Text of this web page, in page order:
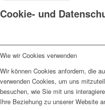
Cookie- und
Wie wir Cookies verwenden
Wir können Cookies anfordern, die
verwenden Cookies, um uns
besuchen, wie Sie mit uns
Ihre Beziehung zu unserer Website